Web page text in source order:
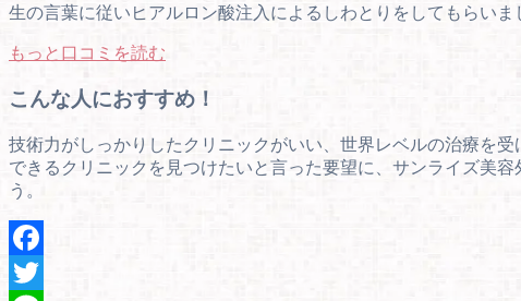
生の言葉に従いヒアルロン酸注入によるしわとりをしてもらいま
もっと口コミを読む
こんな人におすすめ！
技術力がしっかりしたクリニックがいい、世界レベルの治療を
できるクリニックを見つけたいと言った要望に、サンライズ美
う。